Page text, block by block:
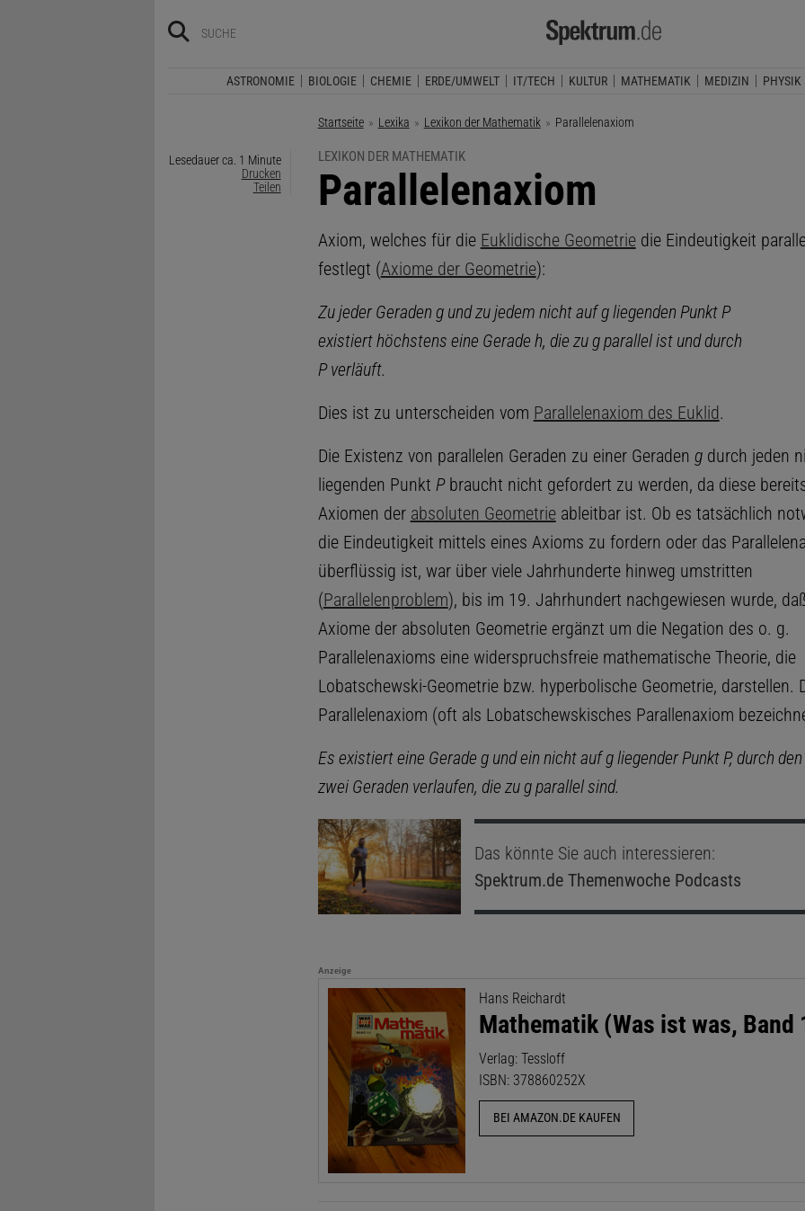
ASTRONOMIE BIOLOGIE CHEMIE ERDE/UMWELT IT/TECH KULTUR MATHEMATIK MEDIZIN PHYSIK
Startseite Lexika Lexikon der Mathematik Aktuelle Seite:
Parallelenaxiom
Lesedauer ca. 1 Minute
Drucken
Teilen
LEXIKON DER MATHEMATIK
:
Parallelenaxiom
Axiom, welches für die Euklidische Geometriedie Eindeutigkeit
festlegt (Axiome der Geometrie):
Zu jeder Geraden g und zu jedem nicht auf g liegenden Punkt P
existiert höchstens eine Gerade h, die zu g parallel ist und durch
P verläuft.
Dies ist zu unterscheiden vom Parallelenaxiom des Euklid.
Die Existenz von parallelen Geraden zu einer Geraden gdurch jeden
liegenden Punkt Pbraucht nicht gefordert zu werden, da diese
Axiomen der absoluten Geometrieableitbar ist. Ob es tatsächlich
die Eindeutigkeit mittels eines Axioms zu fordern oder das
überflüssig ist, war über viele Jahrhunderte hinweg umstritten
(Parallelenproblem), bis im 19. Jahrhundert nachgewiesen wurde,
Axiome der absoluten Geometrie ergänzt um die Negation des o. g.
Parallelenaxioms eine widerspruchsfreie mathematische Theorie, die
Lobatschewski-Geometrie bzw. hyperbolische Geometrie, darstellen.
Parallelenaxiom (oft als Lobatschewskisches Parallenaxiom
Es existiert eine Gerade g und ein nicht auf g liegender Punkt P, durch
zwei Geraden verlaufen, die zu g parallel sind.
Das könnte Sie auch interessieren:
Spektrum.deThemenwoche Podcasts
Anzeige
Hans Reichardt
Mathematik (Was ist was, Band
Verlag: Tessloff
ISBN: 378860252X
BEI AMAZON.DE KAUFEN